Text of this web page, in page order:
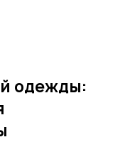
одежды: